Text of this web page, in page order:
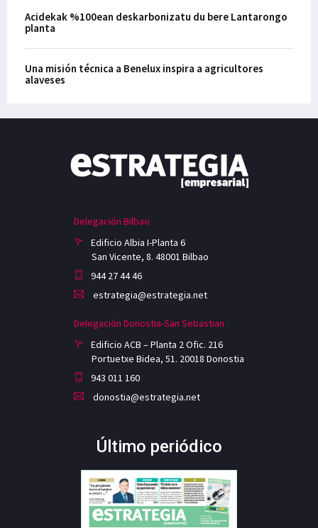
Acidekak %100ean deskarbonizatu du bere Lantarongo
planta
Una misión técnica a Benelux inspira a agricultores
alaveses
Delegación Bilbao
Edificio Albia I-Planta 6
San Vicente, 8. 48001 Bilbao
944 27 44 46
estrategia@estrategia.net
Delegación Donostia-San Sebastian
Edificio ACB – Planta 2 Ofic. 216
Portuetxe Bidea, 51. 20018 Donostia
943 011 160
donostia@estrategia.net
Último periódico